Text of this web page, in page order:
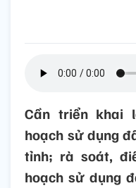
Cần triển khai
hoạch sử dụng
tỉnh; rà soát,
hoạch sử dụng